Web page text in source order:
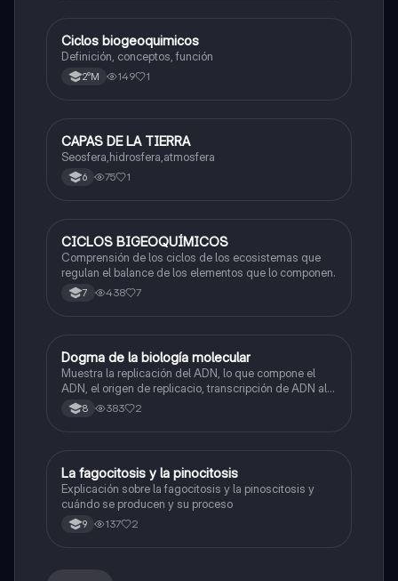
Química
Ciclos biogeoquimicos
Definición, conceptos, función
2°M 149 1
Biologia
CAPAS DE LA TIERRA
Seosfera,hidrosfera,atmosfera
6 75 1
Biologia
CICLOS BIGEOQUÍMICOS
Comprensión de los ciclos de los ecosistemas que
regulan el balance de los elementos que lo componen.
7 438 7
Biologia
Dogma de la biología molecular
Muestra la replicación del ADN, lo que compone el
ADN, el origen de replicacio, transcripción de ADN al
ARN y traducción de ARN a proteína.
8 383 2
Biologia
La fagocitosis y la pinocitosis
Explicación sobre la fagocitosis y la pinoscitosis y
cuándo se producen y su proceso
9 137 2